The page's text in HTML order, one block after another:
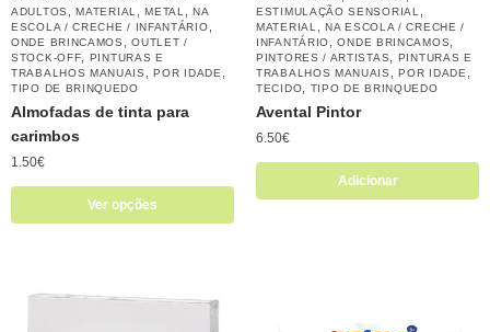
ADULTOS
,MATERIAL ,METAL ,NA
ESCOLA / CRECHE / INFANTÁRIO
ONDE BRINCAMOS ,OUTLET /
STOCK-OFF
PINTURAS E
TRABALHOS MANUAIS
,POR IDADE
TIPO DE BRINQUEDO
Almofadas de tinta para
carimbos
1.50€
Ver opções
ESTIMULAÇÃO SENSORIAL
MATERIAL ,NA ESCOLA / CRECHE /
INFANTÁRIO
,ONDE BRINCAMOS
PINTORES / ARTISTAS
PINTURAS E
TRABALHOS MANUAIS
,POR IDADE
TECIDO TIPO DE BRINQUEDO
Avental Pintor
6.50€
Adicionar